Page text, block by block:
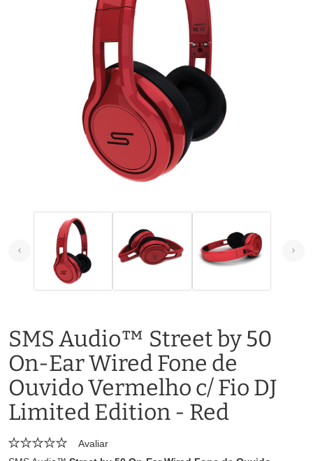
SMS Audio™ Street by 50
On-Ear Wired Fone de
Ouvido Vermelho c/ Fio DJ
Limited Edition - Red
Avaliar